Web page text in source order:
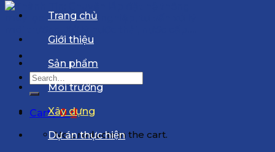
Search
for:
Cart /0₫
No products in the cart.
Trang chủ
Giới thiệu
Sản phẩm
Môi trường
Xây dựng
Dự án thực hiện